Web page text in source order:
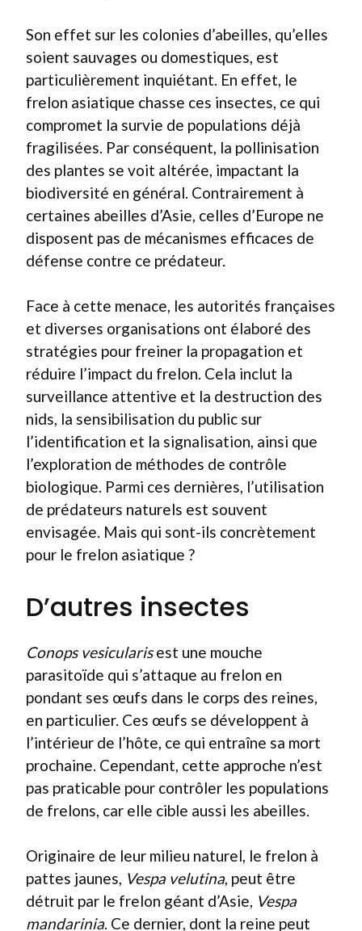
Son effet sur les colonies d’abeilles, qu’elles
soient sauvages ou domestiques, est
particulièrement inquiétant. En effet, le
frelon asiatique chasse ces insectes, ce qui
compromet la survie de populations déjà
fragilisées. Par conséquent, la pollinisation
des plantes se voit altérée, impactant la
biodiversité en général. Contrairement à
certaines abeilles d’Asie, celles d’Europe ne
disposent pas de mécanismes efficaces de
défense contre ce prédateur.
Face à cette menace, les autorités françaises
et diverses organisations ont élaboré des
stratégies pour freiner la propagation et
réduire l’impact du frelon. Cela inclut la
surveillance attentive et la destruction des
nids, la sensibilisation du public sur
l’identification et la signalisation, ainsi que
l’exploration de méthodes de contrôle
biologique. Parmi ces dernières, l’utilisation
de prédateurs naturels est souvent
envisagée. Mais qui sont-ils concrètement
pour le frelon asiatique ?
D’autres insectes
Conops vesicularisest une mouche
parasitoïde qui s’attaque au frelon en
pondant ses œufs dans le corps des reines,
en particulier. Ces œufs se développent à
l’intérieur de l’hôte, ce qui entraîne sa mort
prochaine. Cependant, cette approche n’est
pas praticable pour contrôler les populations
de frelons, car elle cible aussi les abeilles.
Originaire de leur milieu naturel, le frelon à
pattes jaunes, Vespa velutina, peut être
détruit par le frelon géant d’Asie, Vespa
mandarinia. Ce dernier, dont la reine peut